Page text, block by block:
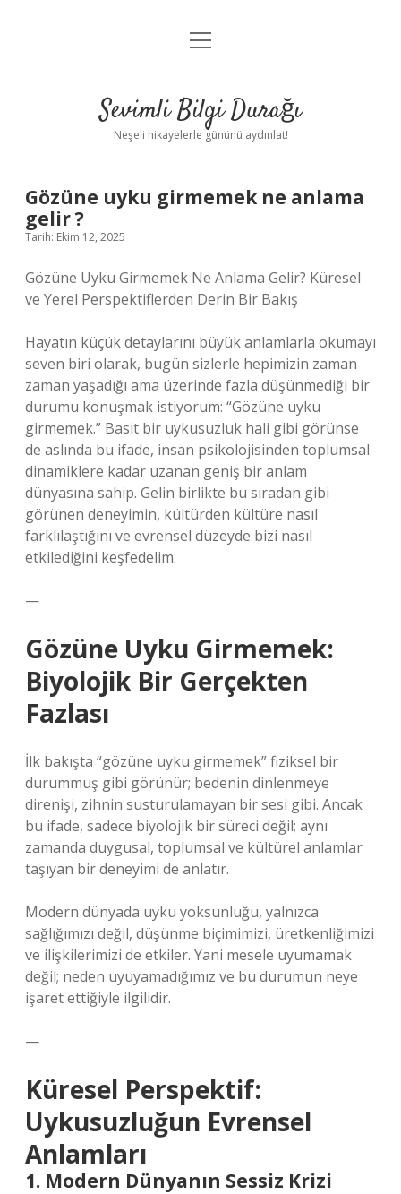
Anasayfa
Yasal Uyarı
menüyü
Sevimli Bilgi Durağı
Neşeli hikayelerle gününü aydınlat!
Gözüne uyku girmemek ne anlama
gelir ?
Tarih: Ekim 12, 2025
Gözüne Uyku Girmemek Ne Anlama Gelir? Küresel
ve Yerel Perspektiflerden Derin Bir Bakış
Hayatın küçük detaylarını büyük anlamlarla okumayı
seven biri olarak, bugün sizlerle hepimizin zaman
zaman yaşadığı ama üzerinde fazla düşünmediği bir
durumu konuşmak istiyorum: “Gözüne uyku
girmemek.” Basit bir uykusuzluk hali gibi görünse
de aslında bu ifade, insan psikolojisinden toplumsal
dinamiklere kadar uzanan geniş bir anlam
dünyasına sahip. Gelin birlikte bu sıradan gibi
görünen deneyimin, kültürden kültüre nasıl
farklılaştığını ve evrensel düzeyde bizi nasıl
etkilediğini keşfedelim.
—
Gözüne Uyku Girmemek:
Biyolojik Bir Gerçekten
Fazlası
İlk bakışta “gözüne uyku girmemek” fiziksel bir
durummuş gibi görünür; bedenin dinlenmeye
direnişi, zihnin susturulamayan bir sesi gibi. Ancak
bu ifade, sadece biyolojik bir süreci değil; aynı
zamanda duygusal, toplumsal ve kültürel anlamlar
taşıyan bir deneyimi de anlatır.
Modern dünyada uyku yoksunluğu, yalnızca
sağlığımızı değil, düşünme biçimimizi, üretkenliğimizi
ve ilişkilerimizi de etkiler. Yani mesele uyumamak
değil; neden uyuyamadığımız ve bu durumun neye
işaret ettiğiyle ilgilidir.
—
Küresel Perspektif:
Uykusuzluğun Evrensel
Anlamları
1. Modern Dünyanın Sessiz Krizi